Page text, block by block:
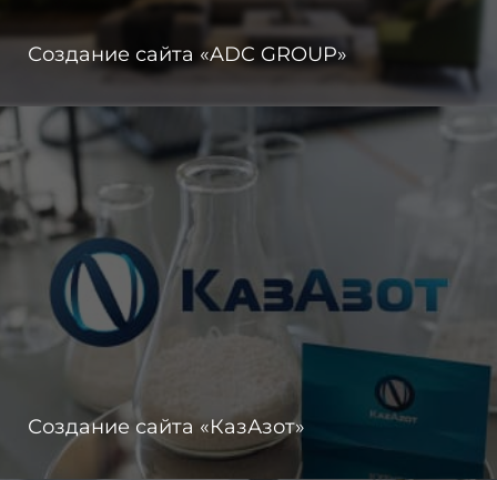
Создание сайта «ADC GROUP»
Создание сайта «КазАзот»